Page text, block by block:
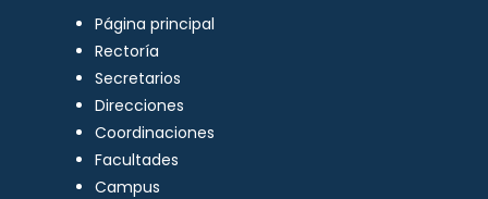
Página principal
Rectoría
Secretarios
Direcciones
Coordinaciones
Facultades
Campus